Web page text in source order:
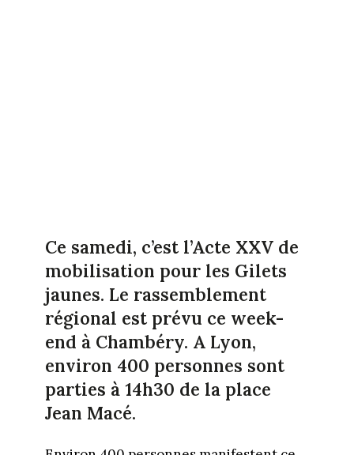
Ce samedi, c’est l’Acte XXV de
mobilisation pour les Gilets
jaunes. Le rassemblement
régional est prévu ce week-
end à Chambéry. A Lyon,
environ 400 personnes sont
parties à 14h30 de la place
Jean Macé.